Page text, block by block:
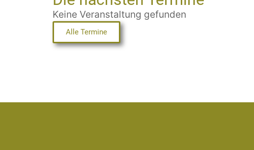
Keine Veranstaltung gefunden
Alle Termine